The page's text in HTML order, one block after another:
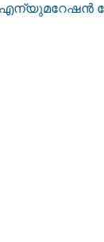
എന്യുമറേഷന്‍